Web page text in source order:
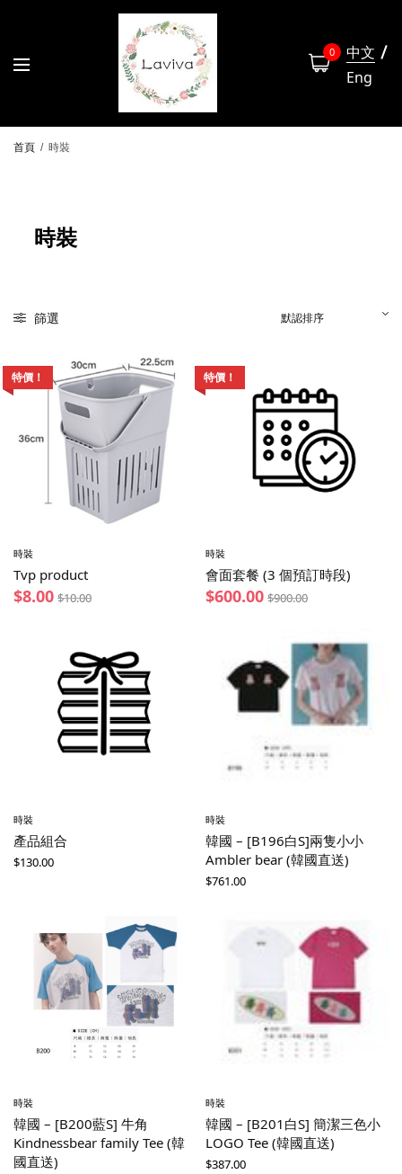
0
中文
Eng
首頁 / 時裝
時裝
篩選
特價！
時裝
Tvp product
$8.00 $10.00
特價！
時裝
會面套餐 (3 個預訂時段)
$600.00 $900.00
時裝
產品組合
$130.00
時裝
韓國 – [B196白S]兩隻小小
Ambler bear (韓國直送)
$761.00
時裝
韓國 – [B200藍S] 牛角
Kindnessbear family Tee (韓
國直送)
時裝
韓國 – [B201白S] 簡潔三色小
LOGO Tee (韓國直送)
$387.00